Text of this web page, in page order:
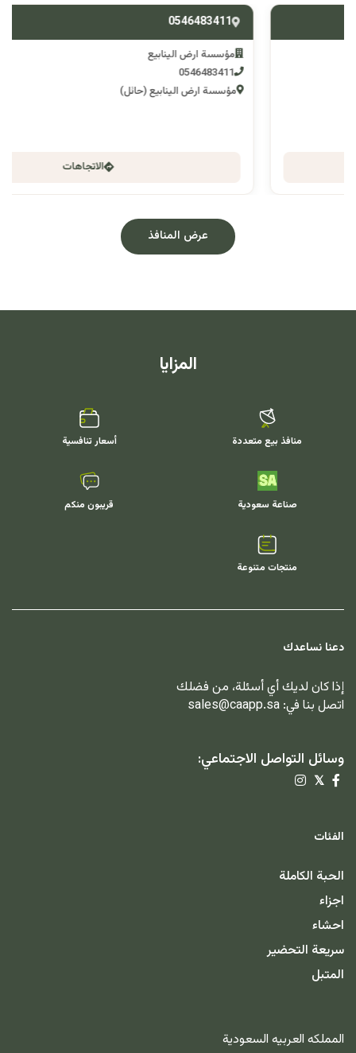
مؤسسة ارض الينابيع
مؤسسة ارض الينابيع (حائل)
عرض المنافذ
المزايا
منافذ بيع متعددة أسعار تنافسية
صناعة سعودية قريبون منكم
منتجات متنوعة
دعنا نساعدك
إذا كان لديك أي أسئلة، من فضلك
اتصل بنا في: sales@caapp.sa
وسائل التواصل الاجتماعي:
𝕏
الفئات
الحبة الكاملة
اجزاء
احشاء
سريعة التحضير
المتبل
المملكه العربيه السعودية